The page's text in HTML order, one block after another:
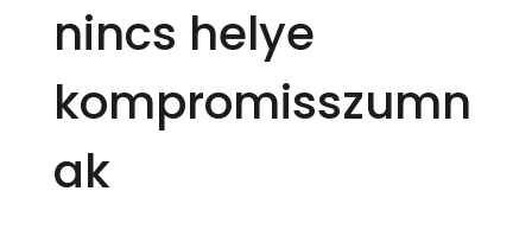
nincs helye
kompromisszumn
ak